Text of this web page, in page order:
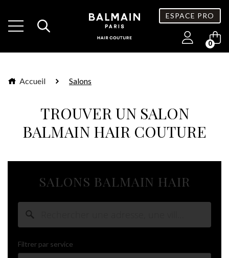
ESPACE PRO
0
Accueil Salons
TROUVER UN SALON
BALMAIN HAIR COUTURE
SALONS BALMAIN HAIR
Filtrer par service